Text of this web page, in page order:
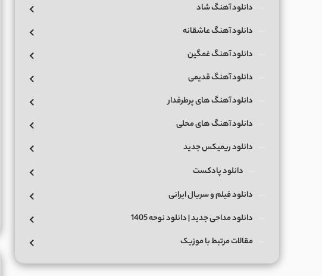
دانلود آهنگ شاد
دانلود آهنگ عاشقانه
دانلود آهنگ غمگین
دانلود آهنگ قدیمی
دانلود آهنگ های پرطرفدار
دانلود آهنگ های محلی
دانلود ریمیکس جدید
دانلود پادکست
دانلود فیلم و سریال ایرانی
دانلود مداحی جدید | دانلود نوحه 1405
مقالات مرتبط با موزیک